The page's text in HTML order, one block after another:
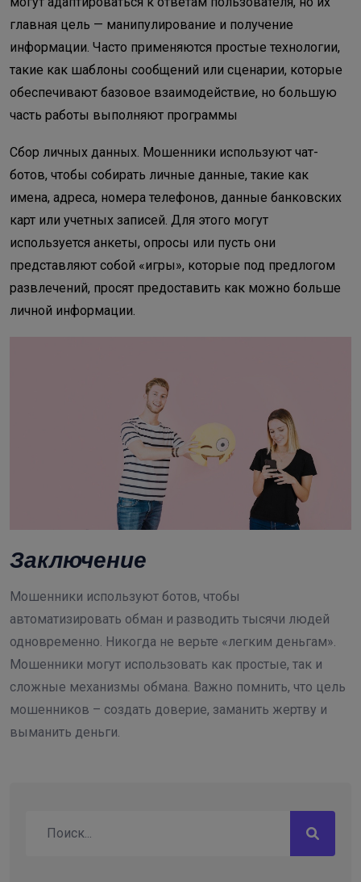
главная цель — манипулирование и получение
информации. Часто применяются простые технологии,
такие как шаблоны сообщений или сценарии, которые
обеспечивают базовое взаимодействие, но большую
часть работы выполняют программы
Сбор личных данных. Мошенники используют чат-
ботов, чтобы собирать личные данные, такие как
имена, адреса, номера телефонов, данные банковских
карт или учетных записей. Для этого могут
используется анкеты, опросы или пусть они
представляют собой «игры», которые под предлогом
развлечений, просят предоставить как можно больше
личной информации.
Заключение
Мошенники используют ботов, чтобы
автоматизировать обман и разводить тысячи людей
одновременно. Никогда не верьте «легким деньгам».
Мошенники могут использовать как простые, так и
сложные механизмы обмана. Важно помнить, что цель
мошенников – создать доверие, заманить жертву и
выманить деньги.